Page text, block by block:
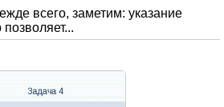
всего, заметим: указание